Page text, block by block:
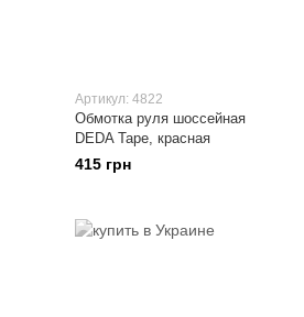
Артикул: 4822
Обмотка руля шоссейная
DEDA Tape, красная
415 грн